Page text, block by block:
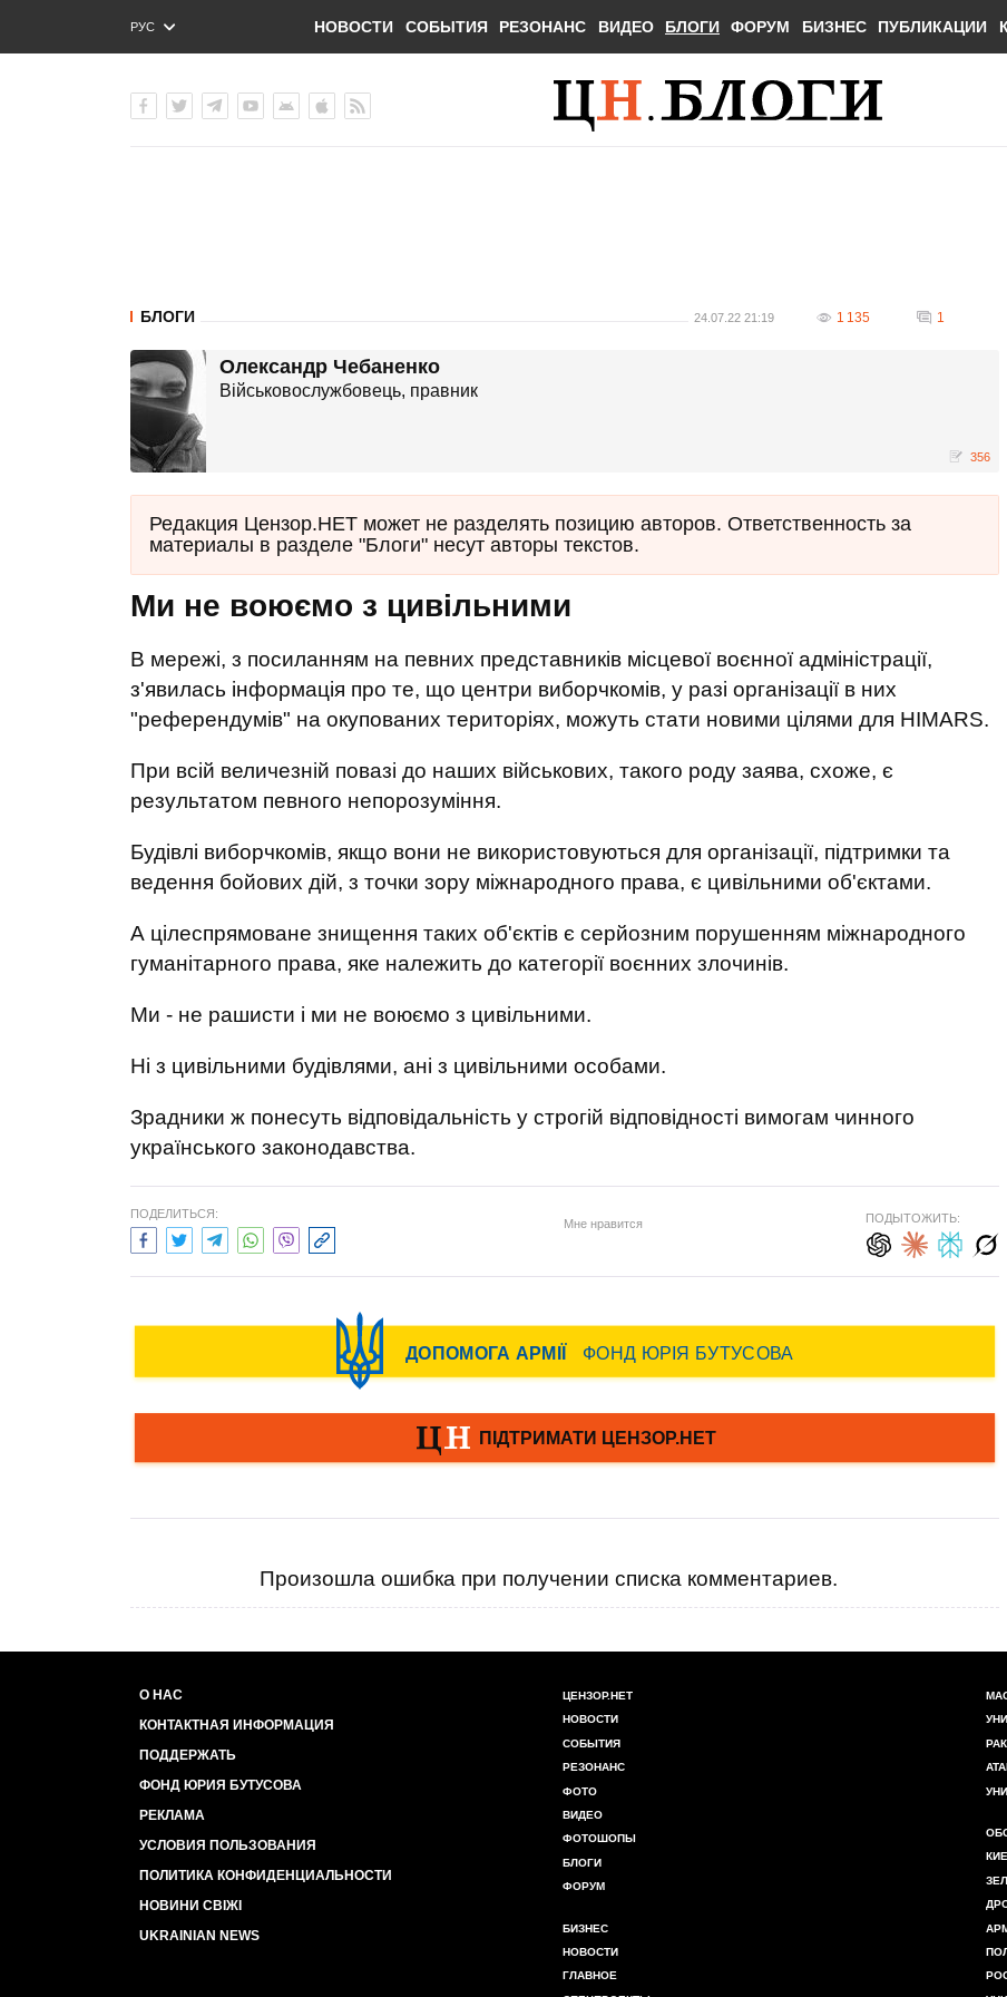
РУС
ENG
НОВОСТИ СОБЫТИЯ РЕЗОНАНС ВИДЕО БЛОГИ ФОРУМ БИЗНЕС ПУБЛИКАЦИИ
БЛОГИ 24.07.22 21:19 1 135 1
Олександр Чебаненко
Військовослужбовець, правник
356
Редакция Цензор.НЕТ может не разделять позицию авторов. Ответственность за
материалы в разделе "Блоги" несут авторы текстов.
Ми не воюємо з цивільними
В мережі, з посиланням на певних представників місцевої воєнної адміністрації,
з'явилась інформація про те, що центри виборчкомів, у разі організації в них
"референдумів" на окупованих територіях, можуть стати новими цілями для HIMARS.
При всій величезній повазі до наших військових, такого роду заява, схоже, є
результатом певного непорозуміння.
Будівлі виборчкомів, якщо вони не використовуються для організації, підтримки та
ведення бойових дій, з точки зору міжнародного права, є цивільними об'єктами.
А цілеспрямоване знищення таких об'єктів є серйозним порушенням міжнародного
гуманітарного права, яке належить до категорії воєнних злочинів.
Ми - не рашисти і ми не воюємо з цивільними.
Ні з цивільними будівлями, ані з цивільними особами.
Зрадники ж понесуть відповідальність у строгій відповідності вимогам чинного
українського законодавства.
ПОДЕЛИТЬСЯ:
Мне нравится ПОДЫТОЖИТЬ:
Произошла ошибка при получении списка комментариев.
О НАС
КОНТАКТНАЯ ИНФОРМАЦИЯ
ПОДДЕРЖАТЬ
ФОНД ЮРИЯ БУТУСОВА
РЕКЛАМА
УСЛОВИЯ ПОЛЬЗОВАНИЯ
ПОЛИТИКА КОНФИДЕНЦИАЛЬНОСТИ
НОВИНИ СВІЖІ
UKRAINIAN NEWS
ЦЕНЗОР.НЕТ
НОВОСТИ
СОБЫТИЯ
РЕЗОНАНС
ФОТО
ВИДЕО
ФОТОШОПЫ
БЛОГИ
ФОРУМ
БИЗНЕС
НОВОСТИ
ГЛАВНОЕ